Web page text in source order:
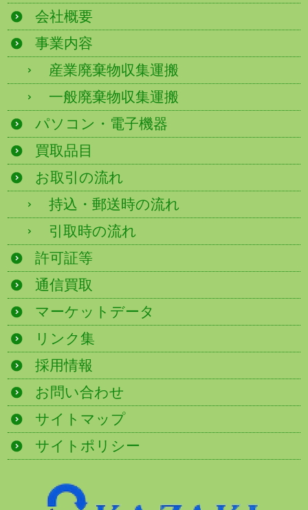
会社概要
事業内容
産業廃棄物収集運搬
一般廃棄物収集運搬
パソコン・電子機器
買取品目
お取引の流れ
持込・郵送時の流れ
引取時の流れ
許可証等
通信買取
マーケットデータ
リンク集
採用情報
お問い合わせ
サイトマップ
サイトポリシー